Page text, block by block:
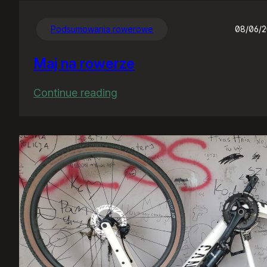
Podsumowania rowerowe 08/06/
Maj na rowerze
Continue reading
rowerze